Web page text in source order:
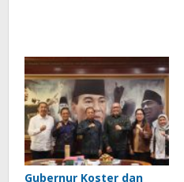
Gubernur Koster dan